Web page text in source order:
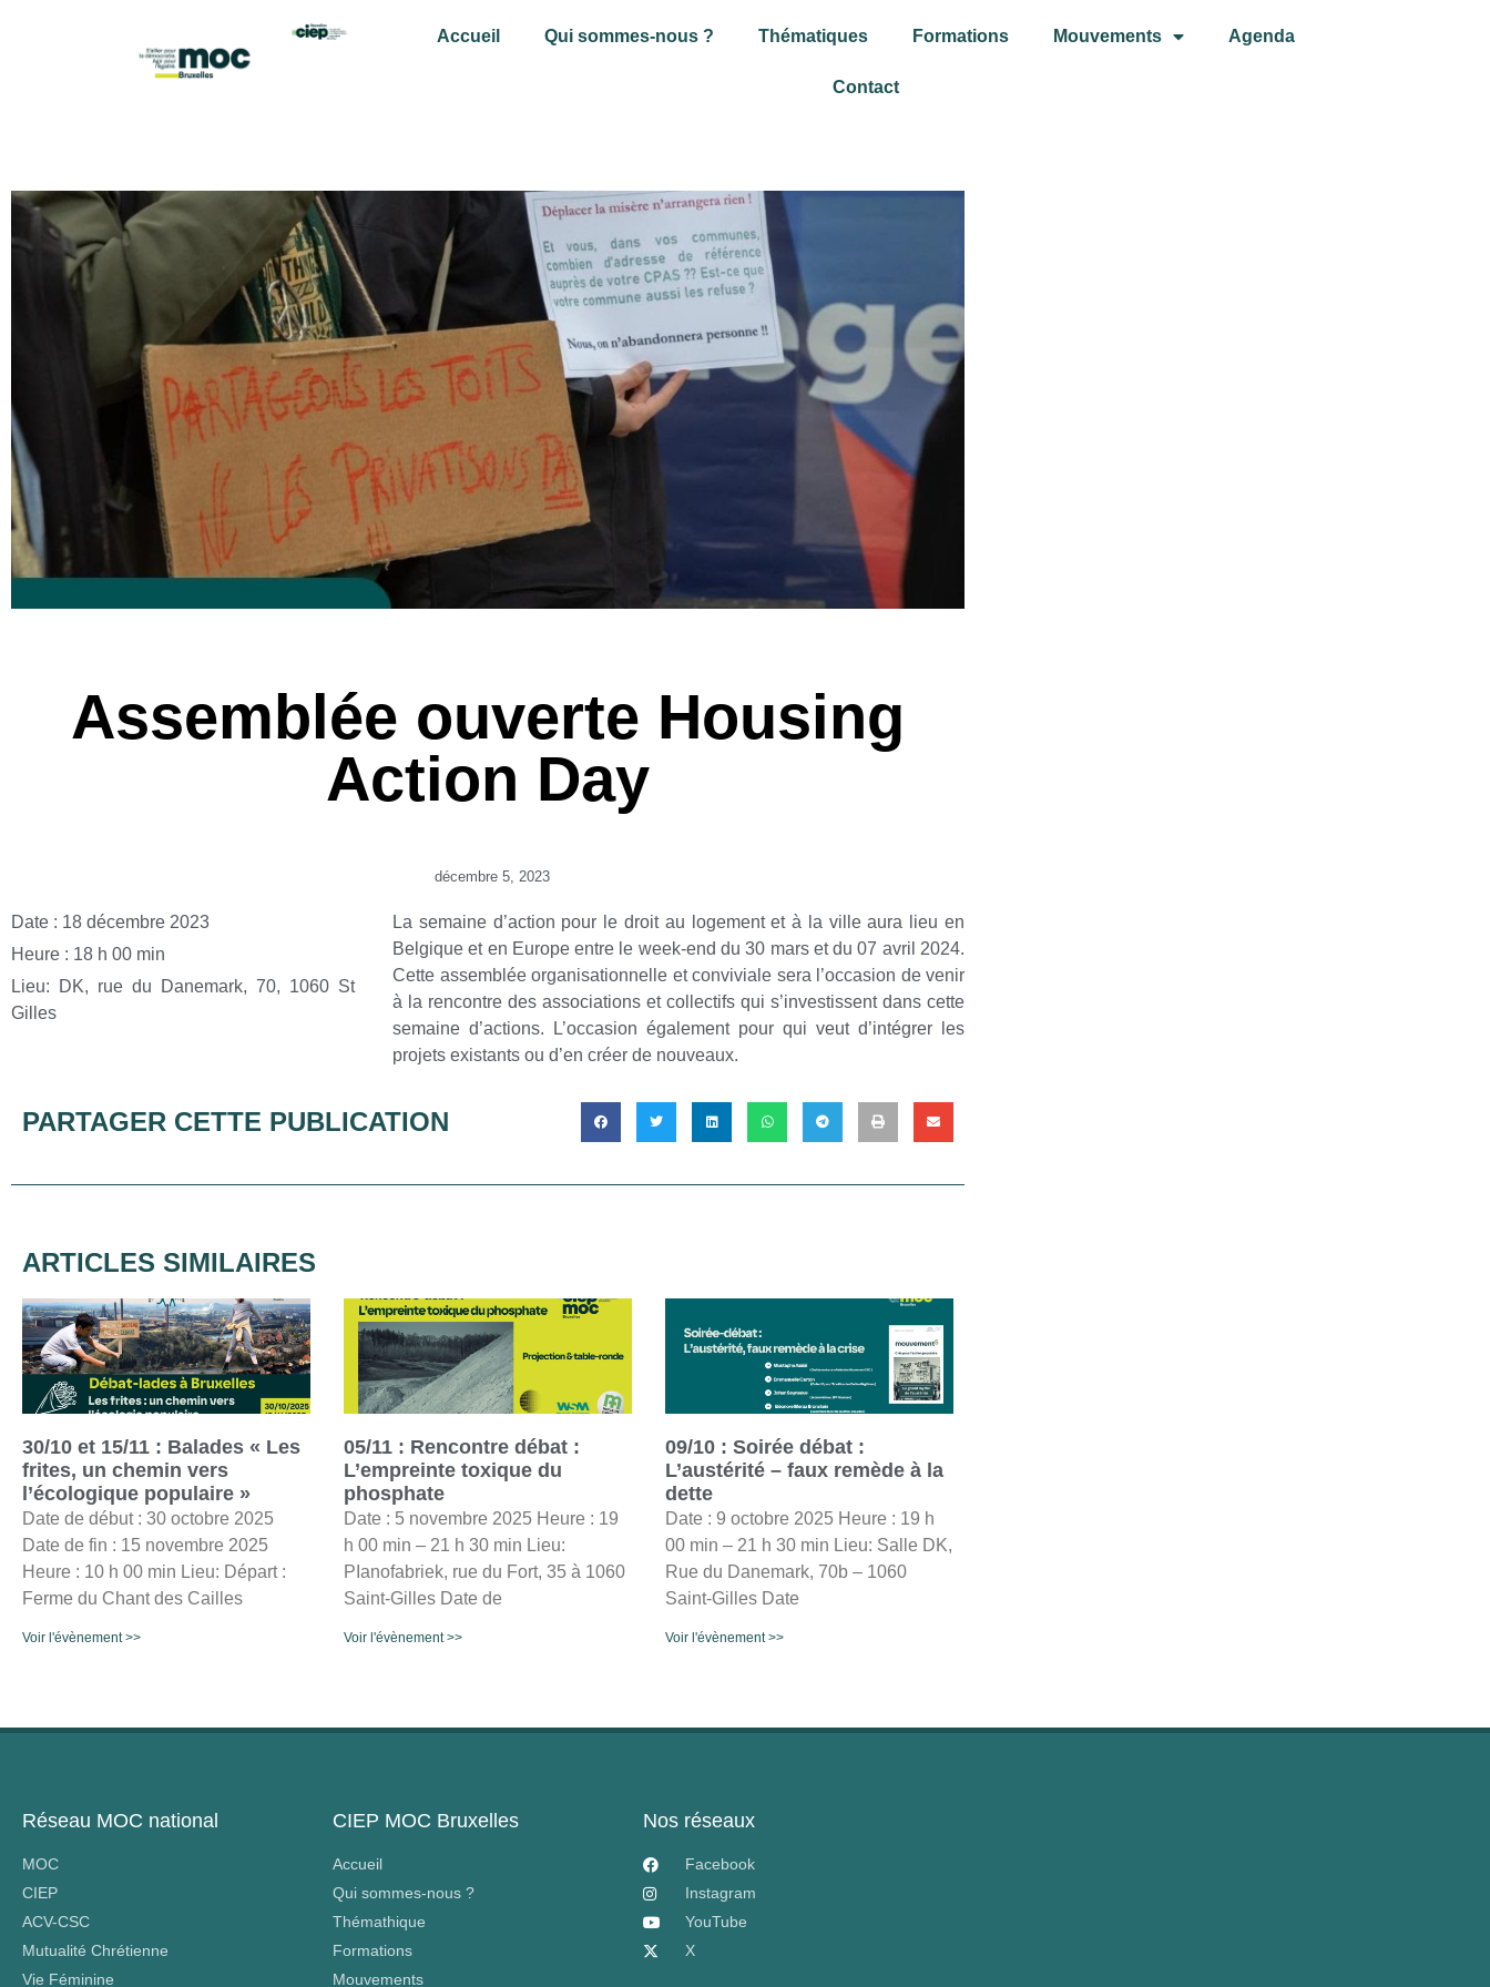
Accueil Qui sommes-nous ? Thématiques Formations Mouvements Agenda
Contact
Assemblée ouverte Housing
Action Day
décembre 5, 2023
Date : 18 décembre 2023
Heure : 18 h 00 min
Lieu:
DK, rue du Danemark, 70, 1060 St
Gilles
La semaine d’action pour le droit au logement et à la ville aura lieu en
Belgique et en Europe entre le week-end du 30 mars et du 07 avril 2024.
Cette assemblée organisationnelle et conviviale sera l’occasion de venir
à la rencontre des associations et collectifs qui s’investissent dans cette
semaine d’actions. L’occasion également pour qui veut d’intégrer les
projets existants ou d’en créer de nouveaux.
PARTAGER CETTE PUBLICATION
ARTICLES SIMILAIRES
30/10 et 15/11 : Balades « Les
frites, un chemin vers
l’écologique populaire »
Date de début : 30 octobre 2025
Date de fin : 15 novembre 2025
Heure : 10 h 00 min Lieu: Départ :
Ferme du Chant des Cailles
Voir l'évènement >>
05/11 : Rencontre débat :
L’empreinte toxique du
phosphate
Date : 5 novembre 2025 Heure : 19
h 00 min – 21 h 30 min Lieu:
PIanofabriek, rue du Fort, 35 à 1060
Saint-Gilles Date de
Voir l'évènement >>
09/10 : Soirée débat :
L’austérité – faux remède à la
dette
Date : 9 octobre 2025 Heure : 19 h
00 min – 21 h 30 min Lieu: Salle DK,
Rue du Danemark, 70b – 1060
Saint-Gilles Date
Voir l'évènement >>
Réseau MOC national
MOC
CIEP
ACV-CSC
Mutualité Chrétienne
Vie Féminine
CIEP MOC Bruxelles
Accueil
Qui sommes-nous ?
Thémathique
Formations
Mouvements
Nos réseaux
Facebook
Instagram
YouTube
X